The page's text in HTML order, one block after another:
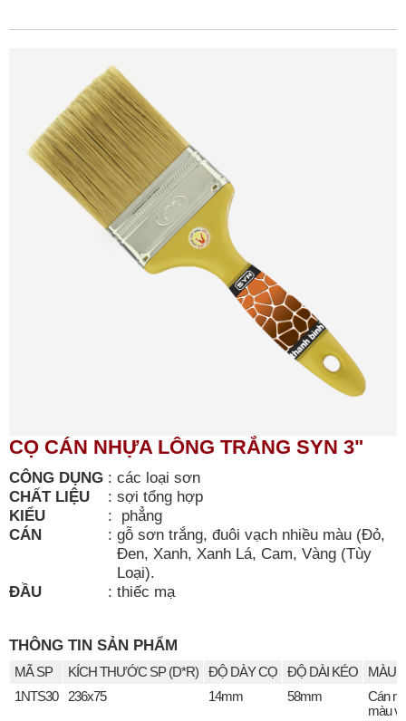
CỌ CÁN NHỰA LÔNG TRẮNG SYN 3"
CÔNG DỤNG : các loại sơn
CHẤT LIỆU
: sợi tổng hợp
KIỂU
: phẳng
CÁN
: gỗ sơn trắng, đuôi vạch nhiều màu (Đỏ,
Đen, Xanh, Xanh Lá, Cam, Vàng (Tùy
Loại).
ĐẦU
: thiếc mạ
THÔNG TIN SẢN PHẨM
MÃ SP KÍCH THƯỚC SP (D*R) ĐỘ DÀY CỌ ĐỘ DÀI KÉO
MÀU
1NTS30
236x75 14mm 58mm
Cán
màu